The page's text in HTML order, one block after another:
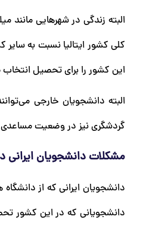
البته زندگی در شهرهایی مانند
کلی کشور ایتالیا نسبت به
این کشور را برای تحصیل
البته دانشجویان خارجی
گردشگری نیز در وضعیت مساعدی
مشکلات دانشجویان ایرانی در
دانشجویان ایرانی که از